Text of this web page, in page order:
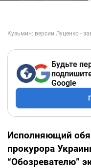
Будьте
Google
Исполняющий
прокурора
“Обозревателю”